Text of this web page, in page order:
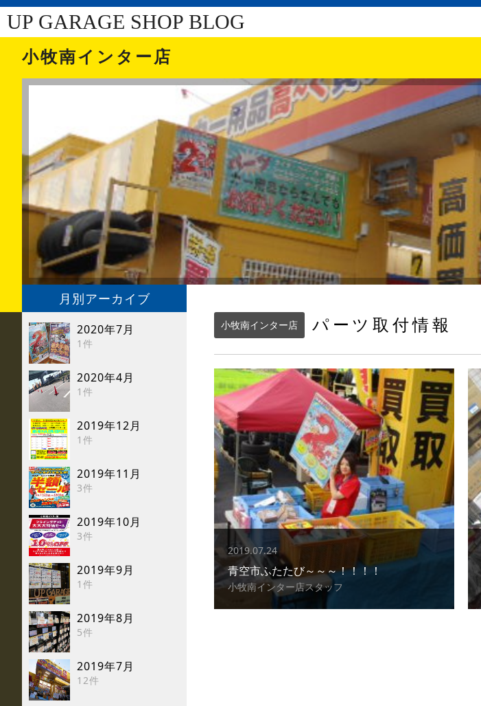
UP GARAGE SHOP BLOG
小牧南インター店
月別アーカイブ
2020年7月
1件
2020年4月
1件
2019年12月
1件
2019年11月
3件
2019年10月
3件
2019年9月
1件
2019年8月
5件
2019年7月
12件
小牧南インター店 パーツ取付情報
2019.07.24
青空市ふたたび～～～！！！！
小牧南インター店スタッフ